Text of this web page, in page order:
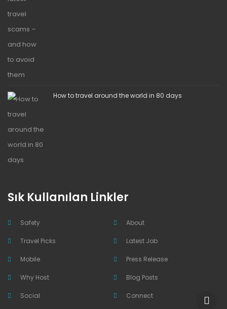
How to travel around the world in 80 days
Sık Kullanılan Linkler
Safety About
Travel Picks Latest Job
Mobile Press Release
Why Host Blog Posts
Social Connect